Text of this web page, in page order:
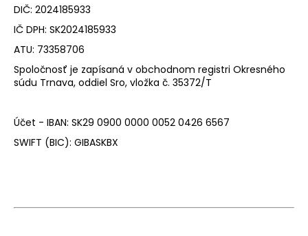
DIČ: 2024185933
IČ DPH: SK2024185933
ATU: 73358706
Spoločnosť je zapísaná v obchodnom registri Okresného
súdu Trnava, oddiel Sro, vložka č. 35372/T
Účet - IBAN: SK29 0900 0000 0052 0426 6567
SWIFT (BIC): GIBASKBX